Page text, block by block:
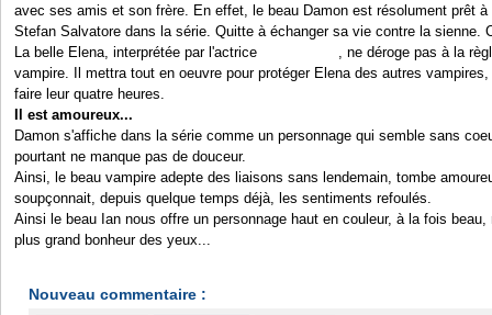
avec ses amis et son frère. En effet, le beau Damon est résolument prêt à
Stefan Salvatore dans la série. Quitte à échanger sa vie contre la sienne.
La belle Elena, interprétée par l'actrice
, ne déroge pas à la
vampire. Il mettra tout en oeuvre pour protéger Elena des autres
faire leur quatre heures.
Il est amoureux...
Damon s'affiche dans la série comme un personnage qui semble sans
pourtant ne manque pas de douceur.
Ainsi, le beau vampire adepte des liaisons sans lendemain, tombe
soupçonnait, depuis quelque temps déjà, les sentiments refoulés.
Ainsi le beau Ian nous offre un personnage haut en couleur, à la fois
plus grand bonheur des yeux...
Nouveau commentaire :